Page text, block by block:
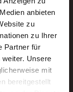
anbieten
zu
zu Ihrer
Partner für
Unsere
mit
bereitgestellt
Mail.
AWO